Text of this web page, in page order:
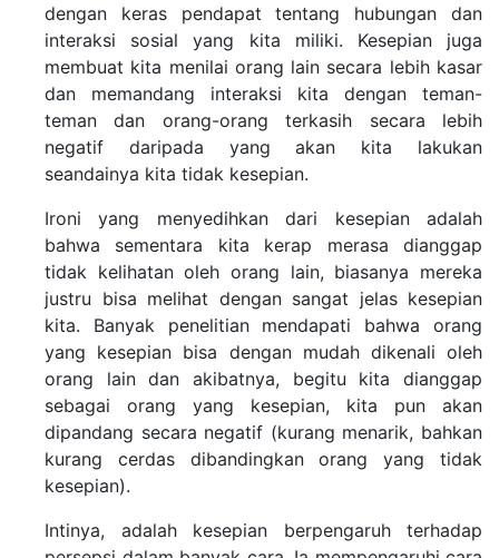
dengan keras pendapat tentang hubungan dan
interaksi sosial yang kita miliki. Kesepian juga
membuat kita menilai orang lain secara lebih kasar
dan memandang interaksi kita dengan teman-
teman dan orang-orang terkasih secara lebih
negatif daripada yang akan kita lakukan
seandainya kita tidak kesepian.
Ironi yang menyedihkan dari kesepian adalah
bahwa sementara kita kerap merasa dianggap
tidak kelihatan oleh orang lain, biasanya mereka
justru bisa melihat dengan sangat jelas kesepian
kita. Banyak penelitian mendapati bahwa orang
yang kesepian bisa dengan mudah dikenali oleh
orang lain dan akibatnya, begitu kita dianggap
sebagai orang yang kesepian, kita pun akan
dipandang secara negatif (kurang menarik, bahkan
kurang cerdas dibandingkan orang yang tidak
kesepian).
Intinya, adalah kesepian berpengaruh terhadap